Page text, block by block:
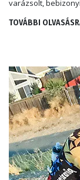
varázsolt,
TOVÁBBI